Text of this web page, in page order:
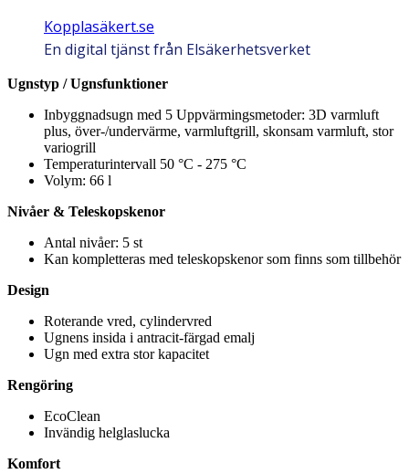
Kopplasäkert.se
En digital tjänst från Elsäkerhetsverket
Ugnstyp / Ugnsfunktioner
Inbyggnadsugn med 5 Uppvärmingsmetoder: 3D varmluft
plus, över-/undervärme, varmluftgrill, skonsam varmluft, stor
variogrill
Temperaturintervall 50 °C - 275 °C
Volym: 66 l
Nivåer & Teleskopskenor
Antal nivåer: 5 st
Kan kompletteras med teleskopskenor som finns som tillbehör
Design
Roterande vred, cylindervred
Ugnens insida i antracit-färgad emalj
Ugn med extra stor kapacitet
Rengöring
EcoClean
Invändig helglaslucka
Komfort